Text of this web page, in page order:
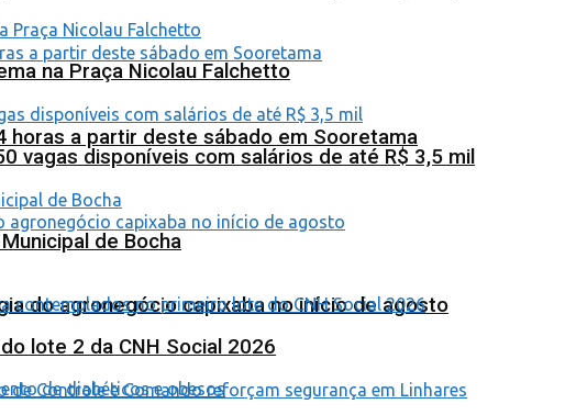
horas a partir deste sábado em Sooretama
do agronegócio capixaba no início de agosto
na Praça Nicolau Falchetto
vagas disponíveis com salários de até R$ 3,5 mil
de Bocha
lote 2 da CNH Social 2026